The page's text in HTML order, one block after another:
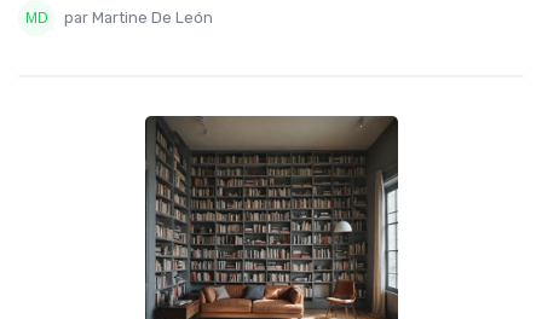
par Martine De León